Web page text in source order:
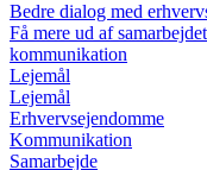
Bedre dialog med
Få mere ud af
kommunikation
Lejemål
Lejemål
Erhvervsejendomme
Kommunikation
Samarbejde